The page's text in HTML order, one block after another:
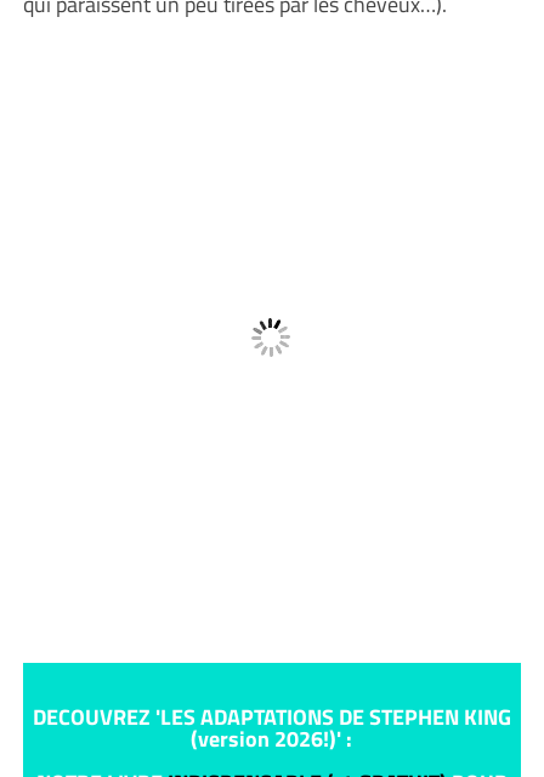
DECOUVREZ 'LES ADAPTATIONS DE STEPHEN KING
(version 2026!)' :